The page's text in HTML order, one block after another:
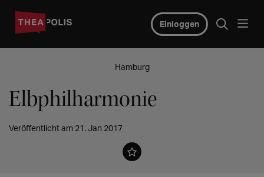
Einloggen
Hamburg
Elbphilharmonie
Veröffentlicht am 21. Jan 2017